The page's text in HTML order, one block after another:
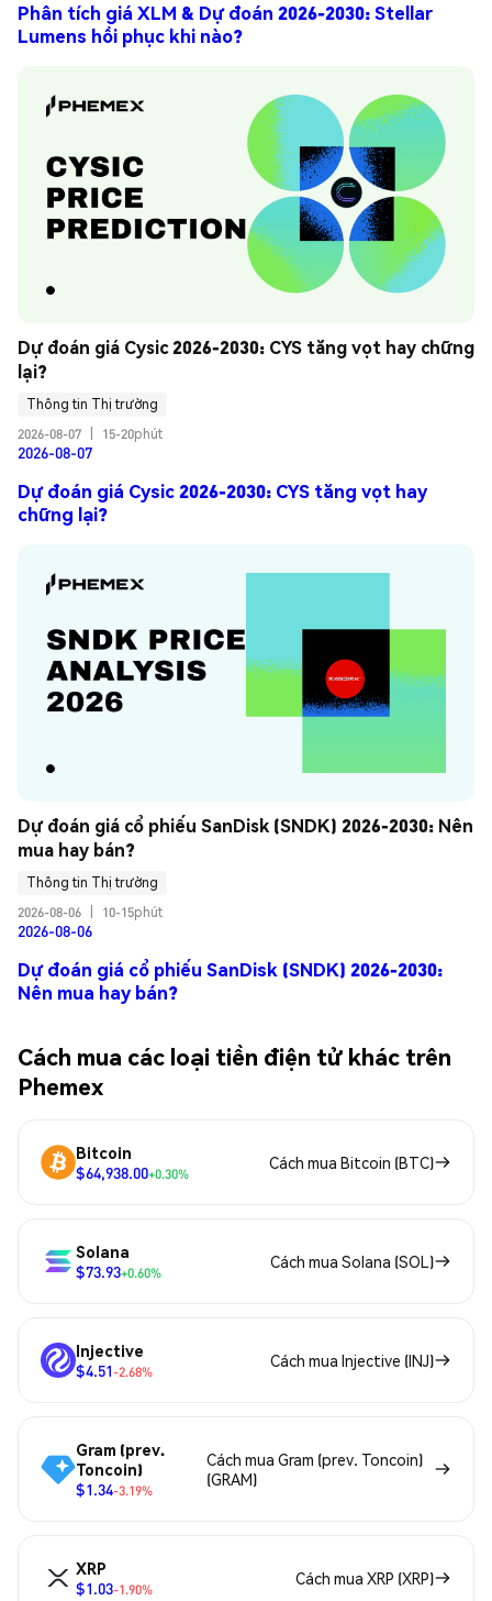
Phân tích giá XLM & Dự đoán 2026-2030: Stellar
Lumens hồi phục khi nào?
Dự đoán giá Cysic 2026-2030: CYS tăng vọt hay chững
lại?
Thông tin Thị trường
2026-08-07
15-20phút
2026-08-07
Dự đoán giá Cysic 2026-2030: CYS tăng vọt hay
chững lại?
Dự đoán giá cổ phiếu SanDisk (SNDK) 2026-2030: Nên
mua hay bán?
Thông tin Thị trường
2026-08-06
10-15phút
2026-08-06
Dự đoán giá cổ phiếu SanDisk (SNDK) 2026-2030:
Nên mua hay bán?
Cách mua các loại tiền điện tử khác trên
Phemex
Bitcoin
$64,938.00+0.30%
Cách mua Bitcoin (BTC)
Solana
$73.93+0.60%
Cách mua Solana (SOL)
Injective
$4.51-2.68%
Cách mua Injective (INJ)
Gram (prev.
Toncoin)
$1.34-3.19%
Cách mua Gram (prev. Toncoin)
(GRAM)
XRP
$1.03-1.90%
Cách mua XRP (XRP)